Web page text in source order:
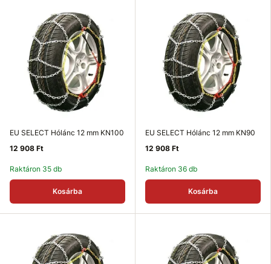
EU SELECT Hólánc 12 mm KN100
12 908 Ft
Raktáron 35 db
Kosárba
EU SELECT Hólánc 12 mm KN90
12 908 Ft
Raktáron 36 db
Kosárba